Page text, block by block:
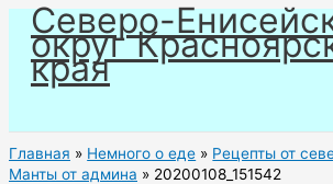
Перейти
содержимому
Северо-
округ
края
Главная Немного о еде
Рецепты от
Манты от админа
20200108_151542